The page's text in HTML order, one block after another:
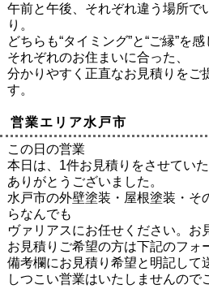
午前と午後、それぞれ違う場所で
り。
どちらも“タイミング”と“ご縁”を
それぞれのお住まいに合った、
分かりやすく正直なお見積りをご
す。
営業エリア水戸市
この日の営業
本日は、1件お見積りをさせていた
ありがとうございました。
水戸市の外壁塗装・屋根塗装・そ
らなんでも
ヴァリアスにお任せください。お
お見積りご希望の方は下記のフォ
備考欄にお見積り希望と明記して
しつこい営業はいたしませんので